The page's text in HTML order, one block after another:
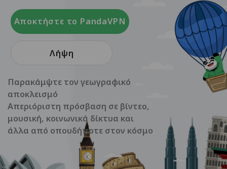
Αποκτήστε το PandaVPN
Λήψη
Παρακάμψτε τον γεωγραφικό
αποκλεισμό
Απεριόριστη πρόσβαση σε βίντεο,
μουσική, κοινωνικά δίκτυα και
άλλα από οπουδήποτε στον κόσμο